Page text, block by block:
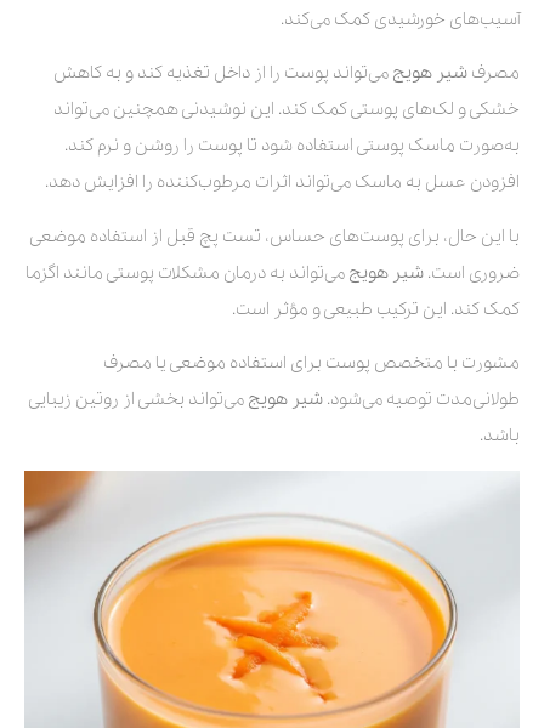
آسیب‌های خورشیدی کمک می‌کند.
مصرف شیر هویج می‌تواند پوست را از داخل تغذیه کند و به کاهش
خشکی و لک‌های پوستی کمک کند. این نوشیدنی همچنین می‌تواند
به‌صورت ماسک پوستی استفاده شود تا پوست را روشن و نرم کند.
افزودن عسل به ماسک می‌تواند اثرات مرطوب‌کننده را افزایش دهد.
با این حال، برای پوست‌های حساس، تست پچ قبل از استفاده موضعی
ضروری است. شیر هویج می‌تواند به درمان مشکلات پوستی مانند اگزما
کمک کند. این ترکیب طبیعی و مؤثر است.
مشورت با متخصص پوست برای استفاده موضعی یا مصرف
طولانی‌مدت توصیه می‌شود. شیر هویج می‌تواند بخشی از روتین زیبایی
باشد.